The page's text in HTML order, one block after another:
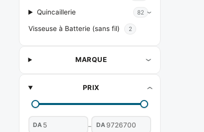
Quincaillerie 82
Visseuse à Batterie (sans fil) 2
MARQUE
PRIX
DA – DA